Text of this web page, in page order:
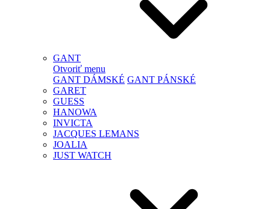
GANT
Otvoriť menu
GANT DÁMSKÉ GANT PÁNSKÉ
GARET
GUESS
HANOWA
INVICTA
JACQUES LEMANS
JOALIA
JUST WATCH